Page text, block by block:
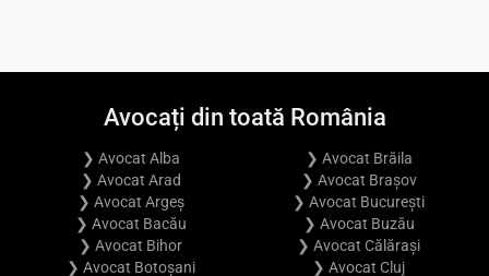
Avocați din toată România
❯ Avocat Alba
❯ Avocat Arad
❯ Avocat Argeș
❯ Avocat Bacău
❯ Avocat Bihor
❯ Avocat Botoșani
❯ Avocat Brăila
❯ Avocat Brașov
❯ Avocat București
❯ Avocat Buzău
❯ Avocat Călărași
❯ Avocat Cluj